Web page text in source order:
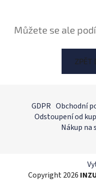
Můžete se ale
ZPĚT
GDPR Obchodní
Odstoupení od
Nákup na
Copyright 2026